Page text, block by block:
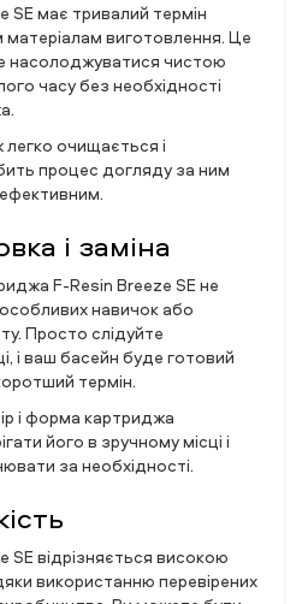
має тривалий термін
матеріалам виготовлення. Це
насолоджуватися чистою
часу без необхідності
очищається і
процес догляду за ним
і заміна
F-Resin Breeze SE не
навичок або
Просто слідуйте
і ваш басейн буде готовий
термін.
і форма картриджа
його в зручному місці і
за необхідності.
відрізняється високою
використанню перевірених